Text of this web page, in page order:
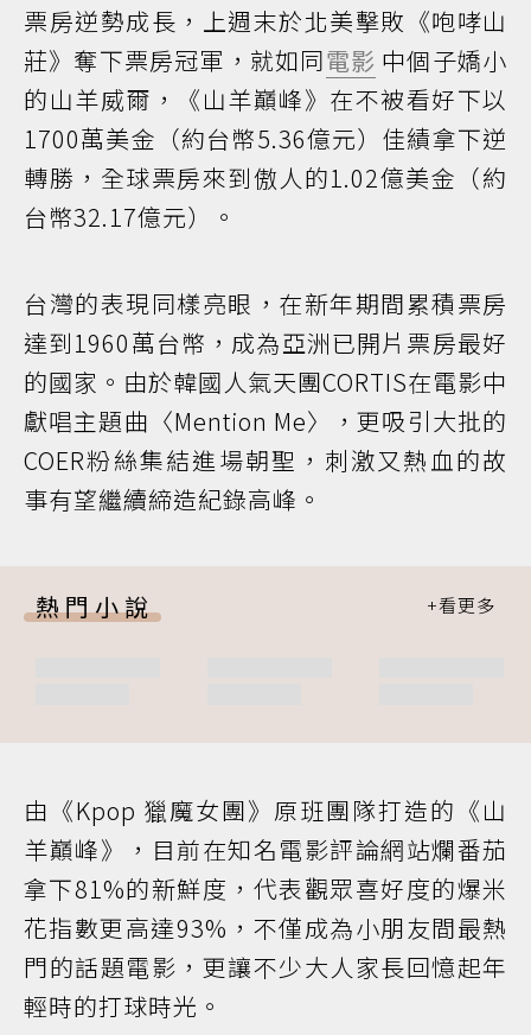
票房逆勢成長，上週末於北美擊敗《咆哮山
莊》奪下票房冠軍，就如同電影 中個子嬌小
的山羊威爾，《山羊巔峰》在不被看好下以
1700萬美金（約台幣5.36億元）佳績拿下逆
轉勝，全球票房來到傲人的1.02億美金（約
台幣32.17億元）。
台灣的表現同樣亮眼，在新年期間累積票房
達到1960萬台幣，成為亞洲已開片票房最好
的國家。由於韓國人氣天團CORTIS在電影中
獻唱主題曲〈Mention Me〉，更吸引大批的
COER粉絲集結進場朝聖，刺激又熱血的故
事有望繼續締造紀錄高峰。
熱門小說
由《Kpop 獵魔女團》原班團隊打造的《山
羊巔峰》，目前在知名電影評論網站爛番茄
拿下81%的新鮮度，代表觀眾喜好度的爆米
花指數更高達93%，不僅成為小朋友間最熱
門的話題電影，更讓不少大人家長回憶起年
輕時的打球時光。